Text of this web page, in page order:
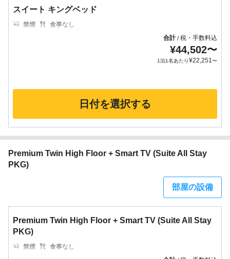
スイート キングベッド
禁煙
食事なし
合計/税・手数料込
¥44,502〜
1泊1名あたり¥22,251〜
日付を選択する
Premium Twin High Floor + Smart TV (Suite All Stay
PKG)
部屋の設備
Premium Twin High Floor + Smart TV (Suite All Stay
PKG)
禁煙
食事なし